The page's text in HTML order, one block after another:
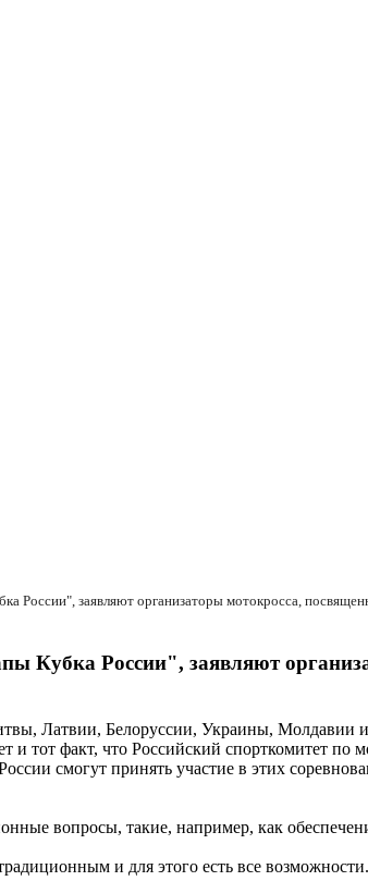
Кубка России", заявляют
Латвии, Белоруссии, Украины, Молдавии
и тот факт, что Российский спорткомитет
смогут принять участие в этих
вопросы, такие, например, как
и для этого есть все возможности.